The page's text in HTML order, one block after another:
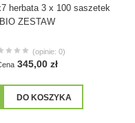
herbata 3 x 100 saszetek
BIO ZESTAW
(opinie: 0)
345,00 zł
DO KOSZYKA